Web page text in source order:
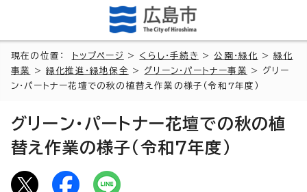
現在の位置： トップページ > くらし・手続き >公園・緑化 >緑化
事業
>緑化推進・緑地保全 > グリーン・パートナー事業
> グリー
ン・パートナー花壇での秋の植替え作業の様子（令和7年度）
グリーン・パートナー花壇での秋の植
替え作業の様子（令和7年度）